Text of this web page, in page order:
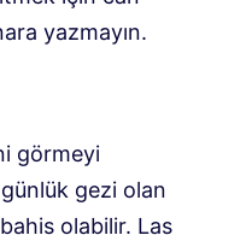
yazmayın.
görmeyi
gezi olan
olabilir. Las